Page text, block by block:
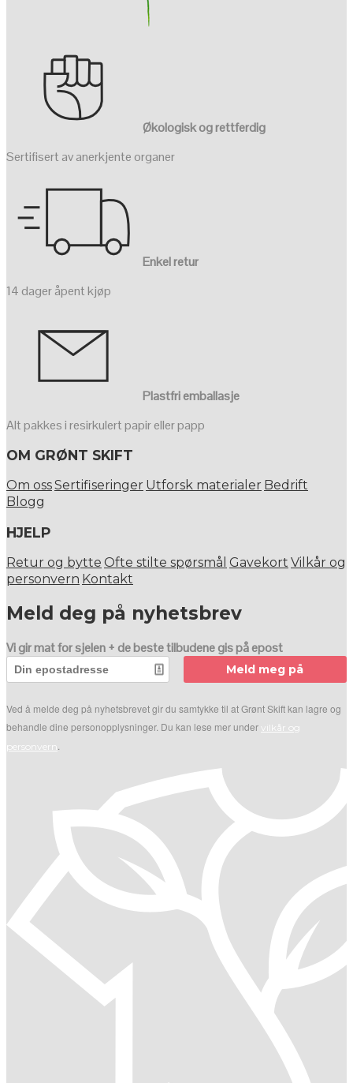
Økologisk og rettferdig
Sertifisert av anerkjente organer
Enkel retur
14 dager åpent kjøp
Plastfri emballasje
Alt pakkes i resirkulert papir eller papp
OM GRØNT SKIFT
Om ossSertifiseringer Utforsk materialer Bedrift
Blogg
HJELP
Retur og bytte Ofte stilte spørsmål Gavekort Vilkår og
personvern Kontakt
Meld deg på nyhetsbrev
Vi gir mat for sjelen + de beste tilbudene gis på epost
Meld meg på
Ved å melde deg på nyhetsbrevet gir du samtykke til at Grønt Skift kan lagre og
behandle dine personopplysninger. Du kan lese mer under vilkår og
personvern